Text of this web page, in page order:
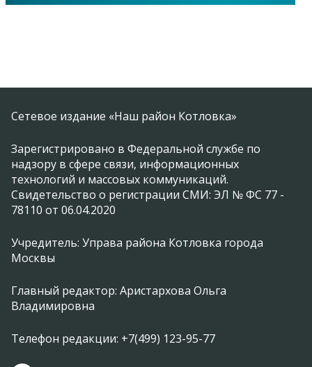
Сетевое издание «Наш район Котловка»
Зарегистрировано в Федеральной службе по
надзору в сфере связи, информационных
технологий и массовых коммуникаций.
Свидетельство о регистрации СМИ: ЭЛ № ФС 77 -
78110 от 06.04.2020
Учредитель: Управа района Котловка города
Москвы
Главный редактор: Аристархова Ольга
Владимировна
Телефон редакции: +7(499) 123-95-77